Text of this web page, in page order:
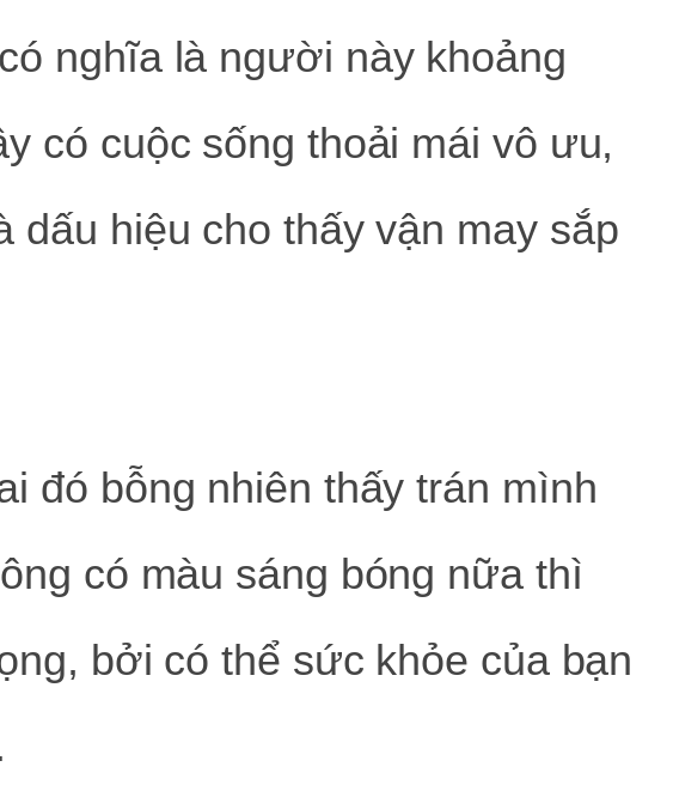
nghĩa là người này khoảng
có cuộc sống thoải mái vô ưu,
dấu hiệu cho thấy vận may sắp
đó bỗng nhiên thấy trán mình
có màu sáng bóng nữa thì
bởi có thể sức khỏe của bạn